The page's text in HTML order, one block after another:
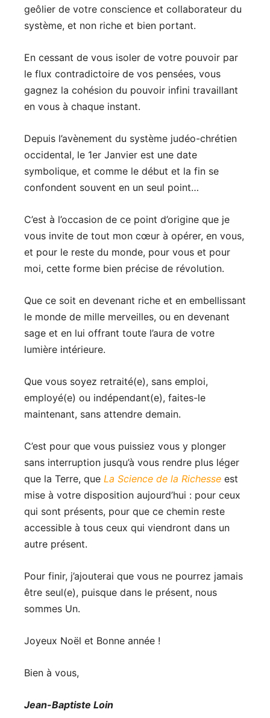
geôlier de votre conscience et collaborateur du
système, et non riche et bien portant.
En cessant de vous isoler de votre pouvoir par
le flux contradictoire de vos pensées, vous
gagnez la cohésion du pouvoir infini travaillant
en vous à chaque instant.
Depuis l’avènement du système judéo-chrétien
occidental, le 1er Janvier est une date
symbolique, et comme le début et la fin se
confondent souvent en un seul point…
C’est à l’occasion de ce point d’origine que je
vous invite de tout mon cœur à opérer, en vous,
et pour le reste du monde, pour vous et pour
moi, cette forme bien précise de révolution.
Que ce soit en devenant riche et en embellissant
le monde de mille merveilles, ou en devenant
sage et en lui offrant toute l’aura de votre
lumière intérieure.
Que vous soyez retraité(e), sans emploi,
employé(e) ou indépendant(e), faites-le
maintenant, sans attendre demain.
C’est pour que vous puissiez vous y plonger
sans interruption jusqu’à vous rendre plus léger
que la Terre, que La Science de la Richesse est
mise à votre disposition aujourd’hui : pour ceux
qui sont présents, pour que ce chemin reste
accessible à tous ceux qui viendront dans un
autre présent.
Pour finir, j’ajouterai que vous ne pourrez jamais
être seul(e), puisque dans le présent, nous
sommes Un.
Joyeux Noël et Bonne année !
Bien à vous,
Jean-Baptiste Loin